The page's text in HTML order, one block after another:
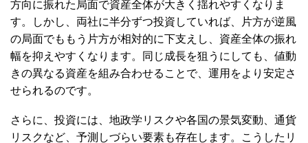
方向に振れた局面で資産全体が大きく揺れやすくなりま
す。しかし、両社に半分ずつ投資していれば、片方が逆風
の局面でももう片方が相対的に下支えし、資産全体の振れ
幅を抑えやすくなります。同じ成長を狙うにしても、値動
きの異なる資産を組み合わせることで、運用をより安定さ
せられるのです。
さらに、投資には、地政学リスクや各国の景気変動、通貨
リスクなど、予測しづらい要素も存在します。こうしたリ